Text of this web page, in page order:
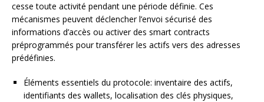
cesse toute activité pendant une période définie. Ces
mécanismes peuvent déclencher l’envoi sécurisé des
informations d’accès ou activer des smart contracts
préprogrammés pour transférer les actifs vers des adresses
prédéfinies.
Éléments essentiels du protocole: inventaire des actifs,
identifiants des wallets, localisation des clés physiques,